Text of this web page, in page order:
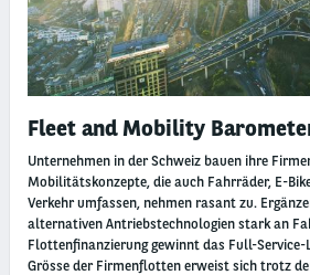
Fleet and Mobility
Unternehmen in der Schweiz bauen ihre
Mobilitätskonzepte, die auch Fahrräder, E-
Verkehr umfassen, nehmen rasant zu.
alternativen Antriebstechnologien stark an
Flottenfinanzierung gewinnt das Full-Service-
Grösse der Firmenflotten erweist sich trotz